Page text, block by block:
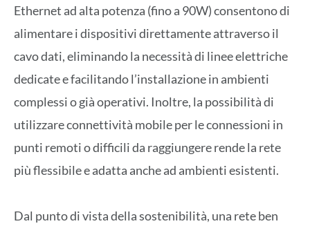
Ethernet ad alta potenza (fino a 90W) consentono di
alimentare i dispositivi direttamente attraverso il
cavo dati, eliminando la necessità di linee elettriche
dedicate e facilitando l’installazione in ambienti
complessi o già operativi. Inoltre, la possibilità di
utilizzare connettività mobile per le connessioni in
punti remoti o difficili da raggiungere rende la rete
più flessibile e adatta anche ad ambienti esistenti.
Dal punto di vista della sostenibilità, una rete ben